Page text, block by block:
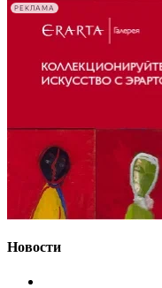
РЕКЛАМА
Новости